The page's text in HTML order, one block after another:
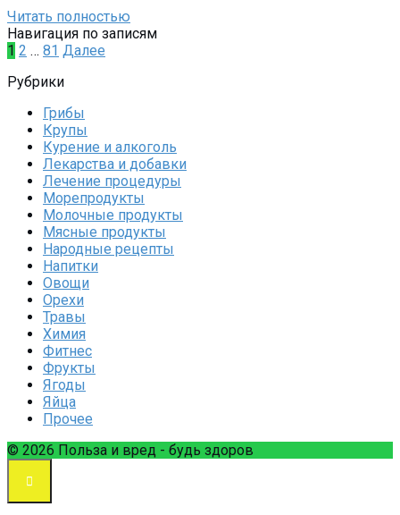
Читать полностью
Навигация по записям
1 2 … 81 Далее
Рубрики
Грибы
Крупы
Курение и алкоголь
Лекарства и добавки
Лечение процедуры
Морепродукты
Молочные продукты
Мясные продукты
Народные рецепты
Напитки
Овощи
Орехи
Травы
Химия
Фитнес
Фрукты
Ягоды
Яйца
Прочее
© 2026 Польза и вред - будь здоров